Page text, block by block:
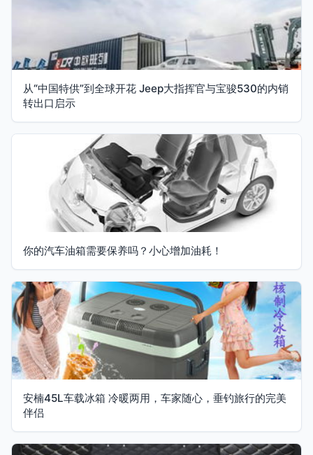
从“中国特供”到全球开花 Jeep大指挥官与宝骏530的内销
转出口启示
你的汽车油箱需要保养吗？小心增加油耗！
安楠45L车载冰箱 冷暖两用，车家随心，垂钓旅行的完美
伴侣